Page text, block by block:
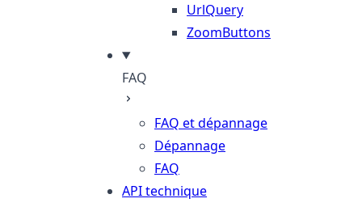
UrlQuery
ZoomButtons
FAQ
FAQ et dépannage
Dépannage
FAQ
API technique